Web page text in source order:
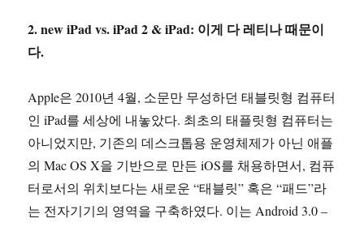
2. new iPad vs. iPad 2 & iPad: 이게 다 레티나 때문이
다.
Apple은 2010년 4월, 소문만 무성하던 태블릿형 컴퓨터
인 iPad를 세상에 내놓았다. 최초의 태플릿형 컴퓨터는
아니었지만, 기존의 데스크톱용 운영체제가 아닌 애플
의 Mac OS X을 기반으로 만든 iOS를 채용하면서, 컴퓨
터로서의 위치보다는 새로운 “태블릿” 혹은 “패드”라
는 전자기기의 영역을 구축하였다. 이는 Android 3.0 –